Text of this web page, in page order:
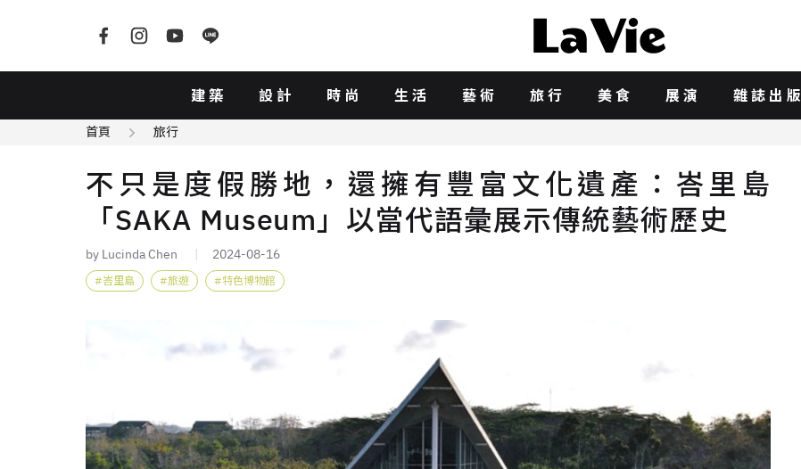
建築 設計 時尚 生活 藝術 旅行 美食 展演 雜誌出版
首頁 旅行
不只是度假勝地，還擁有豐富文化遺產：峇里島
「SAKA Museum」以當代語彙展示傳統藝術歷史
by Lucinda Chen 2024-08-16
峇里島 旅遊 特色博物館